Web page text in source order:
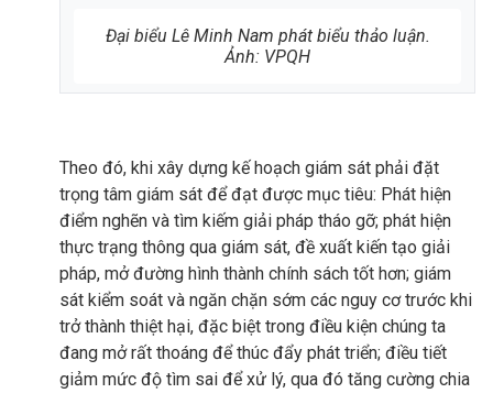
Đại biểu Lê Minh Nam phát biểu thảo luận.
Ảnh: VPQH
Theo đó, khi xây dựng kế hoạch giám sát phải đặt
trọng tâm giám sát để đạt được mục tiêu: Phát hiện
điểm nghẽn và tìm kiếm giải pháp tháo gỡ; phát hiện
thực trạng thông qua giám sát, đề xuất kiến tạo giải
pháp, mở đường hình thành chính sách tốt hơn; giám
sát kiểm soát và ngăn chặn sớm các nguy cơ trước khi
trở thành thiệt hại, đặc biệt trong điều kiện chúng ta
đang mở rất thoáng để thúc đẩy phát triển; điều tiết
giảm mức độ tìm sai để xử lý, qua đó tăng cường chia